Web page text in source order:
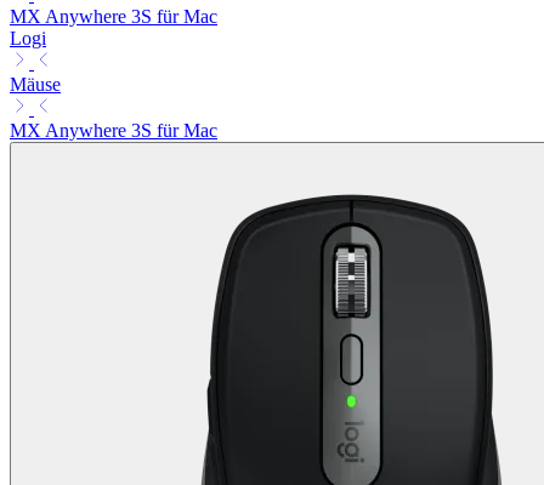
MX Anywhere 3S für Mac
Logi
Mäuse
MX Anywhere 3S für Mac